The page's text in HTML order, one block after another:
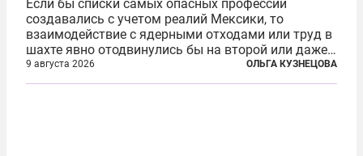
Если бы списки самых опасных профессий
создавались с учетом реалий Мексики, то
взаимодействие с ядерными отходами или труд в
шахте явно отодвинулись бы на второй или даже
третий план. А вот блогерам, журналистам и
музыкантам пришлось бы выйти вперед. В
9 августа 2026 ОЛЬГА КУЗНЕЦОВА